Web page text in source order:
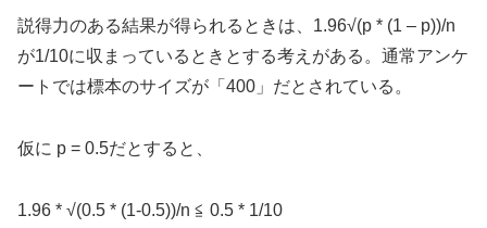
説得力のある結果が得られるときは、1.96√(p * (1 – p))/n
が1/10に収まっているときとする考えがある。通常アンケ
ートでは標本のサイズが「400」だとされている。
仮に p = 0.5だとすると、
1.96 * √(0.5 * (1-0.5))/n ≦ 0.5 * 1/10